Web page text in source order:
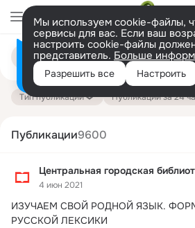
Мы используем cookie-файлы,
сервисы для вас. Если ваш
настроить cookie-файлы
представитель. Больше
Разрешить все Настроить
Поиск
публикациям
Тип публикации Публикации за 24
Публикации9600
Центральная городская
4 июн 2021
ИЗУЧАЕМ СВОЙ РОДНОЙ ЯЗЫК.
РУССКОЙ ЛЕКСИКИ
Информация о контенте
на платформе — здесь